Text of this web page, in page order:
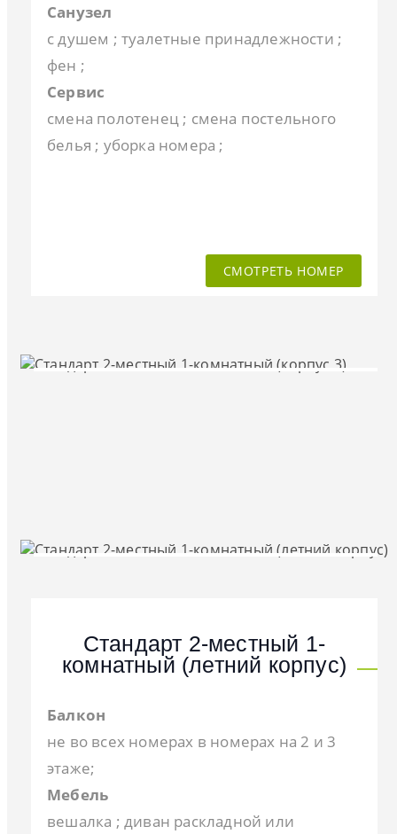
Санузел
с душем ; туалетные принадлежности ;
фен ;
Сервис
смена полотенец ; смена постельного
белья ; уборка номера ;
СМОТРЕТЬ НОМЕР
Стандарт 2-местный 1-
комнатный (летний корпус)
Балкон
не во всех номерах в номерах на 2 и 3
этаже;
Мебель
вешалка ; диван раскладной или